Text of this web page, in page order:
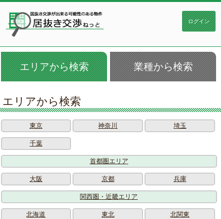
エリアから検索
エリアから検索
東京 神奈川 埼玉
千葉
首都圏エリア
大阪 京都 兵庫
関西圏・近畿エリア
北海道 東北 北関東
業種から検索